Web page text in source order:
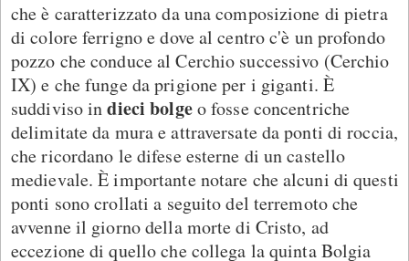
che è caratterizzato da una composizione di pietra
di colore ferrigno e dove al centro c'è un profondo
pozzo che conduce al Cerchio successivo (Cerchio
IX) e che funge da prigione per i giganti. È
suddiviso indieci bolgeo fosse concentriche
delimitate da mura e attraversate da ponti di roccia,
che ricordano le difese esterne di un castello
medievale. È importante notare che alcuni di questi
ponti sono crollati a seguito del terremoto che
avvenne il giorno della morte di Cristo, ad
eccezione di quello che collega la quinta Bolgia